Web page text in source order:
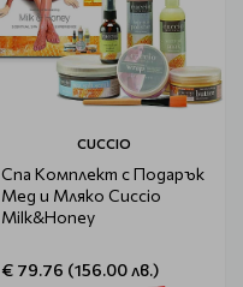
CUCCIO
Спа Комплект с Подарък
Мед и Мляко Cuccio
Milk&Honey
€ 79.76 (156.00 лв.)